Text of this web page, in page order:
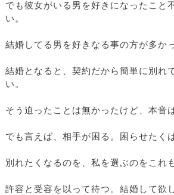
でも彼女がいる男を好きになったこと
い。
結婚してる男を好きなる事の方が多か
結婚となると、契約だから簡単に別れ
い。
そう迫ったことは無かったけど、本音
でも言えば、相手が困る。困らせたく
別れたくなるのを、私を選ぶのをこれ
許容と受容を以って待つ。結婚して欲